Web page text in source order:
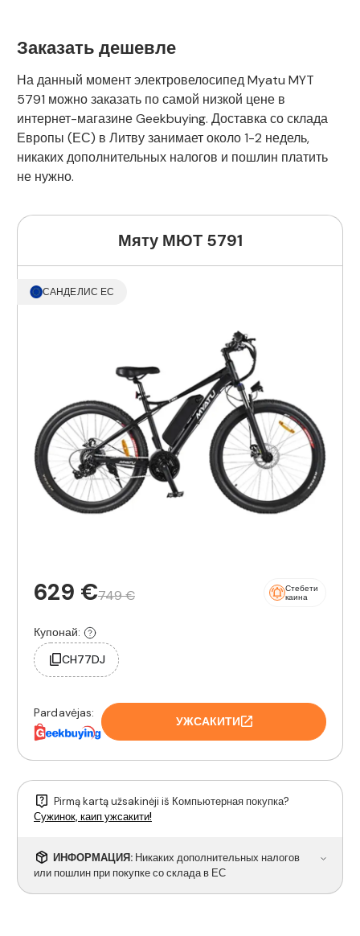
Заказать дешевле
На данный момент электровелосипед Myatu MYT
5791 можно заказать по самой низкой цене в
интернет-магазине Geekbuying. Доставка со склада
Европы (ЕС) в Литву занимает около 1-2 недель,
никаких дополнительных налогов и пошлин платить
не нужно.
Мяту МЮТ 5791
САНДЕЛИС ЕС
629 €749 €
Стебети
каина
Купонай:
CH77DJ
Pardavėjas:
УЖСАКИТИ
Pirmą kartą užsakinėji iš Компьютерная покупка?
Сужинок, каип ужсакити!
ИНФОРМАЦИЯ: Никаких дополнительных налогов
или пошлин при покупке со склада в ЕС